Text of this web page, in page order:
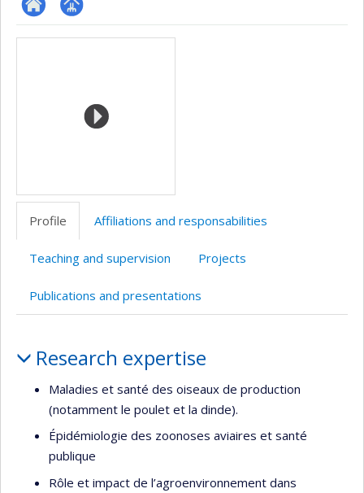
ResearchGate
Page
Media
Profile Affiliations and responsabilities
Teaching and supervision Projects
Publications and presentations
Research expertise
Maladies et santé des oiseaux de production
(notamment le poulet et la dinde).
Épidémiologie des zoonoses aviaires et santé
publique
Rôle et impact de l’agroenvironnement dans